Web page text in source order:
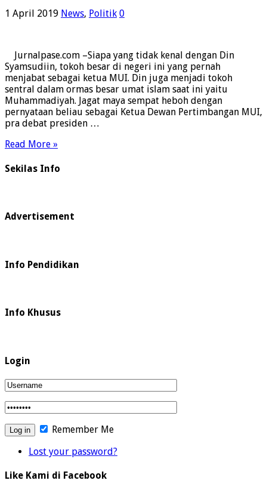
1 April 2019 News, Politik 0
Jurnalpase.com –Siapa yang tidak kenal dengan Din
Syamsudiin, tokoh besar di negeri ini yang pernah
menjabat sebagai ketua MUI. Din juga menjadi tokoh
sentral dalam ormas besar umat islam saat ini yaitu
Muhammadiyah. Jagat maya sempat heboh dengan
pernyataan beliau sebagai Ketua Dewan Pertimbangan MUI,
pra debat presiden …
Read More »
Sekilas Info
Advertisement
Info Pendidikan
Info Khusus
Login
Remember Me
Lost your password?
Like Kami di Facebook